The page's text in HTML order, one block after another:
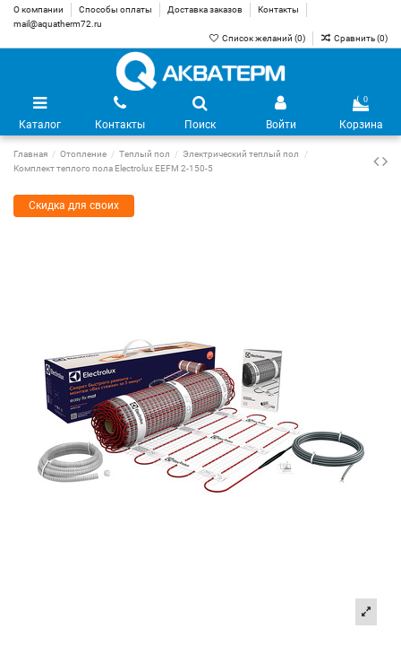
О компании Способы оплаты Доставка заказов
Контакты
mail@aquatherm72.ru
Список желаний (0) Сравнить (0)
Каталог Контакты Поиск Войти
0
Корзина
Главная Отопление Теплый пол
Электрический теплый пол
Комплект теплого пола Electrolux EEFM 2-150-5
Скидка для своих